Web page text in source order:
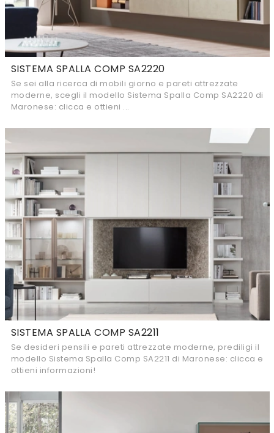
SISTEMA SPALLA COMP SA2220
Se sei alla ricerca di mobili giorno e pareti attrezzate
moderne, scegli il modello Sistema Spalla Comp SA2220 di
Maronese: clicca e ottieni ...
SISTEMA SPALLA COMP SA2211
Se desideri pensili e pareti attrezzate moderne, prediligi il
modello Sistema Spalla Comp SA2211 di Maronese: clicca e
ottieni informazioni!